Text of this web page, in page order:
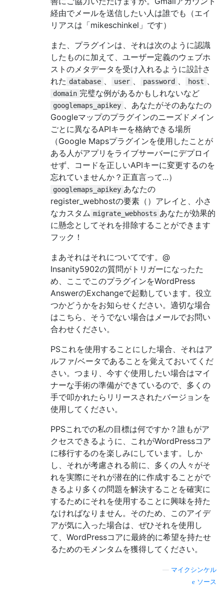
経由でメールを送信したい人は誰でも（エイ
リアスは「mikeschinkel」です）
また、プラグインは、それは次のように認識
したものに加えて、ユーザー定義のウェブホ
ストのメタデータを受け入れるように設計さ
れた database 、 user 、 password 、 host 、
domain 完璧な例があるかもしれないなど
googlemaps_apikey 、あなたがそのあなたの
Googleマップのプラグインのニーズドメイン
ごとに異なるAPIキーを格納できる場所
（Google Mapsプラグインを使用したことが
ある人がアプリをライブサーバーにデプロイ
せず、コードを正しいAPIキーに変更するのを
忘れていませんか？正直言って...）
googlemaps_apikey あなたの
register_webhostの要素（）アレイと、小さ
なカスタム migrate_webhosts あなたが効果的
に懸念としてそれを排除することができます
フック！
まあそれはそれについてです。@
Insanity5902の質問がトリガーになったた
め、ここでこのプラグインをWordPress
AnswerのExchangeで起動しています。役立
つかどうかをお知らせください。適切な場合
はこちら、そうでない場合はメールでお問い
合わせください。
PSこれを使用することにした場合、それはア
ルファ/ベータであることを覚えておいてくだ
さい。つまり、今すぐ使用したい場合はマイ
ナーな手術の準備ができているので、多くの
手で叩かれたらリリースされたバージョンを
使用してください。
PPSこれでの私の目標は何ですか？誰もがア
クセスできるように、これがWordPressコア
に移行するのを楽しみにしています。しか
し、それが考慮される前に、多くの人々がそ
れを実際にそれが潜在的に作成することがで
きるより多くの問題を解決することを確実に
するためにそれを使用することに興味を持た
なければなりません。そのため、このアイデ
アが気に入った場合は、ぜひそれを使用し
て、WordPressコアに最終的に希望を持たせ
るためのモメンタムを獲得してください。
マイクシンケル
ソース